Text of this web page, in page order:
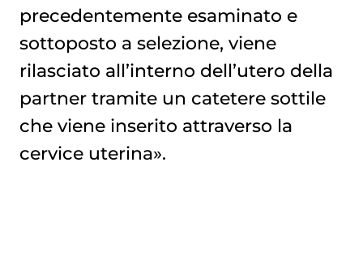
precedentemente esaminato e
sottoposto a selezione, viene
rilasciato all’interno dell’utero della
partner tramite un catetere sottile
che viene inserito attraverso la
cervice uterina».